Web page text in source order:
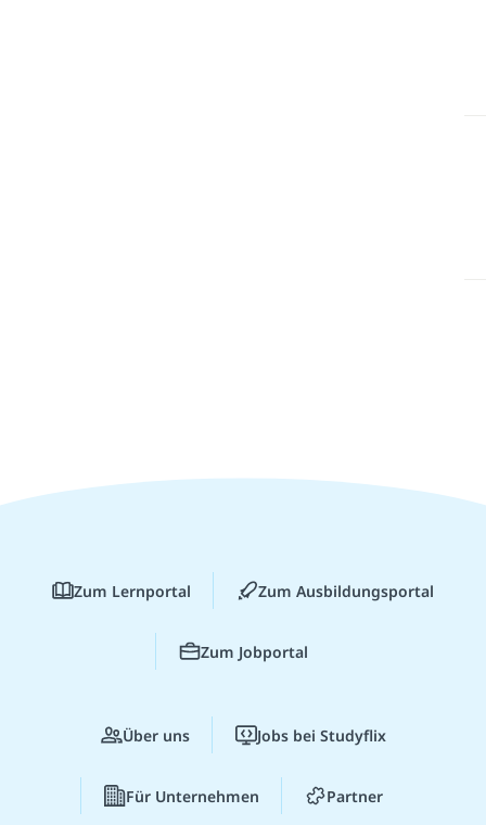
Zum Lernportal Zum Ausbildungsportal
Zum Jobportal
Über uns Jobs bei Studyflix
Für Unternehmen Partner